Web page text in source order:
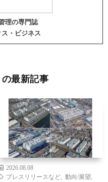
理の専門誌
・ビジネス
最新記事
2026.08.08
プレスリリースなど
動向/展望